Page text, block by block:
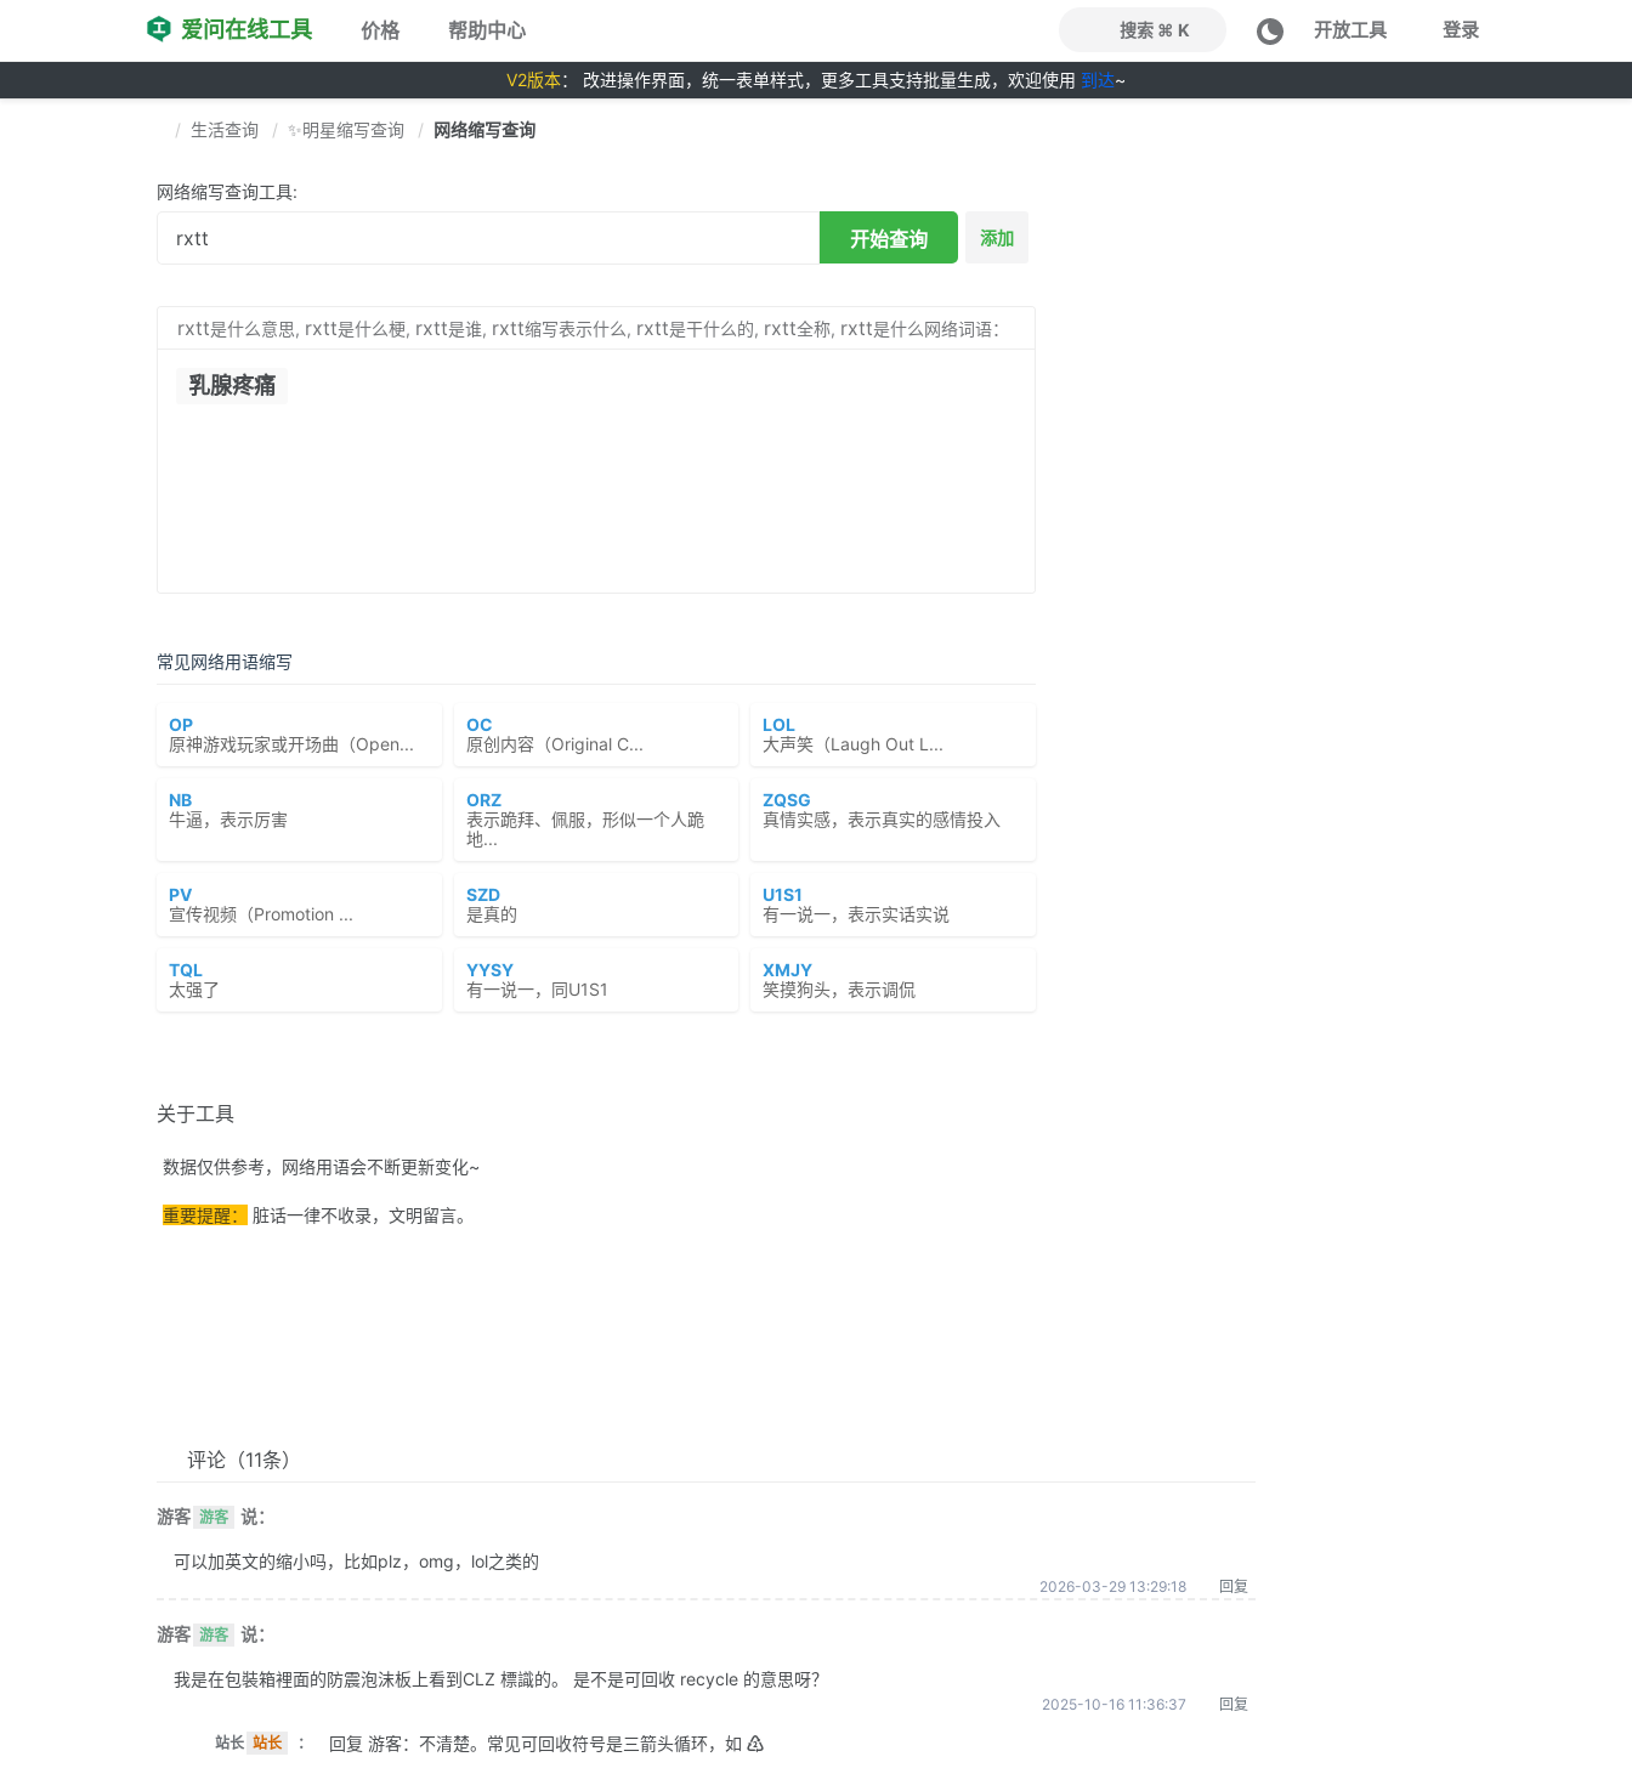
爱问在线工具 价格 帮助中心 搜索 ⌘ K 开放工具 登录
V2版本： 改进操作界面，统一表单样式，更多工具支持批量生成，欢迎使用 到达~
生活查询 ✨明星缩写查询 网络缩写查询
网络缩写查询工具:
开始查询 添加
rxtt是什么意思, rxtt是什么梗, rxtt是谁, rxtt缩写表示什么, rxtt是干什么的, rxtt全称, rxtt是什么网络词语：
乳腺疼痛
常见网络用语缩写
OP
原神游戏玩家或开场曲（Open...
OC
原创内容（Original C...
LOL
大声笑（Laugh Out L...
NB
牛逼，表示厉害
ORZ
表示跪拜、佩服，形似一个人跪
地...
ZQSG
真情实感，表示真实的感情投入
PV
宣传视频（Promotion ...
SZD
是真的
U1S1
有一说一，表示实话实说
TQL
太强了
YYSY
有一说一，同U1S1
XMJY
笑摸狗头，表示调侃
关于工具
数据仅供参考，网络用语会不断更新变化~
重要提醒： 脏话一律不收录，文明留言。
评论 （11条）
游客 游客 说：
可以加英文的缩小吗，比如plz，omg，lol之类的
2026-03-29 13:29:18 回复
游客 游客 说：
我是在包裝箱裡面的防震泡沫板上看到CLZ 標識的。 是不是可回收 recycle 的意思呀？
2025-10-16 11:36:37 回复
站长 站长 ： 回复 游客：不清楚。常见可回收符号是三箭头循环，如 ♴